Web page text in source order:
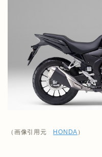
（画像引用元 HONDA ）